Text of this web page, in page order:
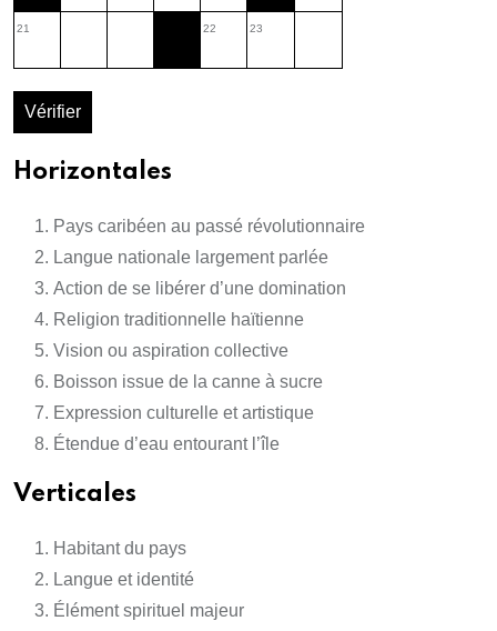
21 22 23
Vérifier
Horizontales
Pays caribéen au passé révolutionnaire
Langue nationale largement parlée
Action de se libérer d’une domination
Religion traditionnelle haïtienne
Vision ou aspiration collective
Boisson issue de la canne à sucre
Expression culturelle et artistique
Étendue d’eau entourant l’île
Verticales
Habitant du pays
Langue et identité
Élément spirituel majeur